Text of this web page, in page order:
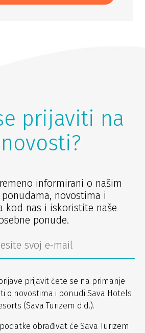
prijaviti na
informirani o našim
novostima i
kod nas i iskoristite naše
ponude.
prijavit ćete se na primanje
o novostima i ponudi Sava Hotels
(Sava Turizem d.d.).
obrađivat će Sava Turizem